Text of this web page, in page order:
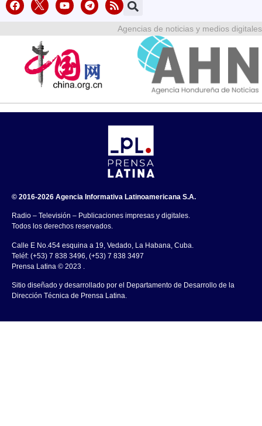
Agencias de noticias y medios digitales
© 2016-2026 Agencia Informativa Latinoamericana S.A.
Radio – Televisión – Publicaciones impresas y digitales.
Todos los derechos reservados.
Calle E No.454 esquina a 19, Vedado, La Habana, Cuba.
Teléf: (+53) 7 838 3496, (+53) 7 838 3497
Prensa Latina © 2023 .
Sitio diseñado y desarrollado por el Departamento de Desarrollo de la
Dirección Técnica de Prensa Latina.